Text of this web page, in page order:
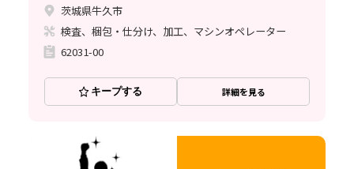
茨城県牛久市
検査、梱包・仕分け、加工、マシンオペレーター
62031-00
キープする 詳細を見る